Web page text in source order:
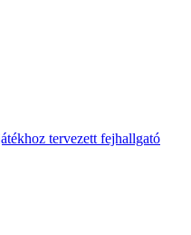
tervezett fejhallgató